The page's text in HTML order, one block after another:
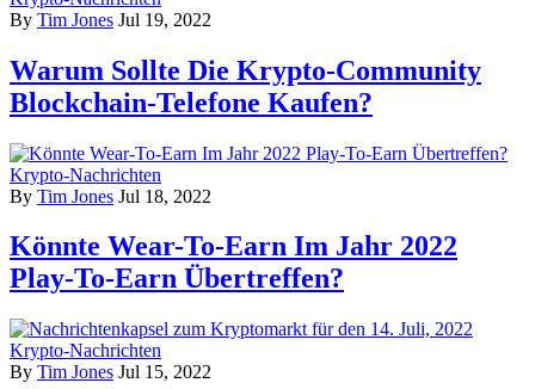
By Tim Jones Jul 19, 2022
Warum Sollte Die Krypto-Community
Blockchain-Telefone Kaufen?
Krypto-Nachrichten
By Tim Jones Jul 18, 2022
Könnte Wear-To-Earn Im Jahr 2022
Play-To-Earn Übertreffen?
Krypto-Nachrichten
By Tim Jones Jul 15, 2022